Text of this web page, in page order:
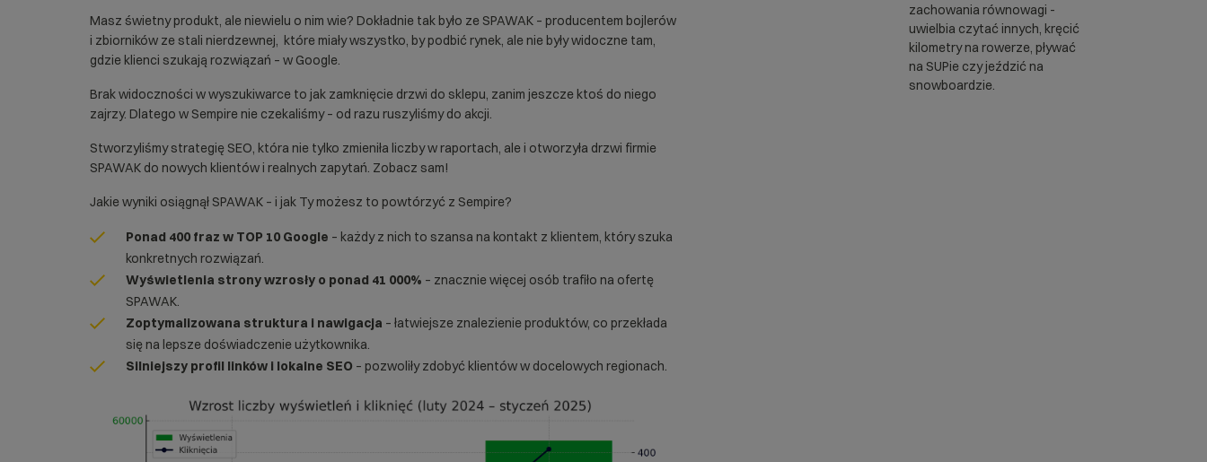
Masz świetny produkt, ale niewielu o nim wie? Dokładnie tak było ze SPAWAK – producentem bojlerów
i zbiorników ze stali nierdzewnej, które miały wszystko, by podbić rynek, ale nie były widoczne tam,
gdzie klienci szukają rozwiązań – w Google.
Brak widoczności w wyszukiwarce to jak zamknięcie drzwi do sklepu, zanim jeszcze ktoś do niego
zajrzy. Dlatego w Sempire nie czekaliśmy – od razu ruszyliśmy do akcji.
Stworzyliśmy strategię SEO, która nie tylko zmieniła liczby w raportach, ale i otworzyła drzwi firmie
SPAWAK do nowych klientów i realnych zapytań. Zobacz sam!
Jakie wyniki osiągnął SPAWAK – i jak Ty możesz to powtórzyć z Sempire?
Ponad 400 fraz w TOP 10 Google – każdy z nich to szansa na kontakt z klientem, który szuka
konkretnych rozwiązań.
Wyświetlenia strony wzrosły o ponad 41 000% – znacznie więcej osób trafiło na ofertę
SPAWAK.
Zoptymalizowana struktura i nawigacja – łatwiejsze znalezienie produktów, co przekłada
się na lepsze doświadczenie użytkownika.
Silniejszy profil linków i lokalne SEO – pozwoliły zdobyć klientów w docelowych regionach.
zachowania równowagi -
uwielbia czytać innych, kręcić
kilometry na rowerze, pływać
na SUPie czy jeździć na
snowboardzie.